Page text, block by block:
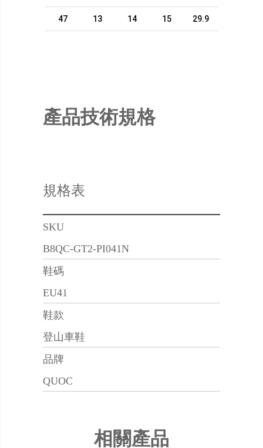
47 13 14 15 29.9
產品技術規格
規格表
SKU
B8QC-GT2-PI041N
鞋碼
EU41
鞋款
登山車鞋
品牌
QUOC
相關產品